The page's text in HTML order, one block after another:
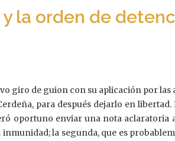
la orden de
giro de guion con su aplicación por las
para después dejarlo en libertad.
oportuno enviar una nota aclaratoria
la segunda, que es